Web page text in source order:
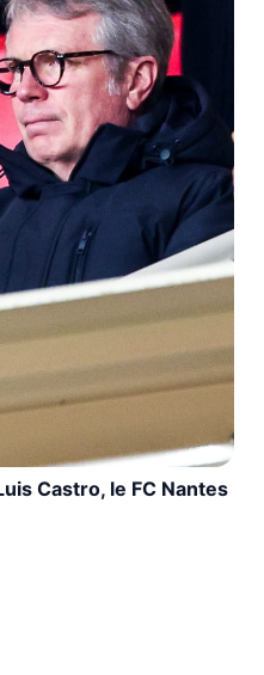
Castro, le FC Nantes